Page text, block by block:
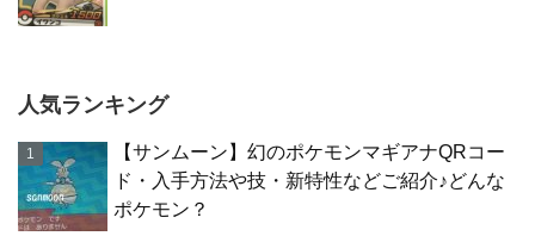
人気ランキング
【サンムーン】幻のポケモンマギアナQRコー
ド・入手方法や技・新特性などご紹介♪どんな
ポケモン？